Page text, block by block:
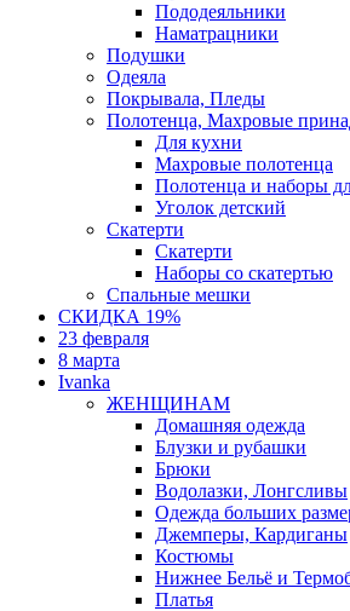
Пододеяльники
Наматрацники
Подушки
Одеяла
Покрывала, Пледы
Полотенца, Махровые
Для кухни
Махровые полотенца
Полотенца и наборы
Уголок детский
Скатерти
Скатерти
Наборы со скатертью
Спальные мешки
СКИДКА 19%
23 февраля
8 марта
Ivanka
ЖЕНЩИНАМ
Домашняя одежда
Блузки и рубашки
Брюки
Водолазки, Лонгсливы
Одежда больших
Джемперы, Кардиганы
Костюмы
Нижнее Бельё и
Платья